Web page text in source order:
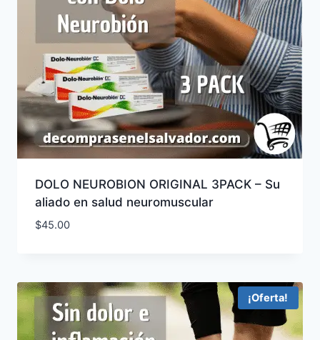
DOLO NEUROBION ORIGINAL 3PACK – Su
aliado en salud neuromuscular
$45.00
¡Oferta!